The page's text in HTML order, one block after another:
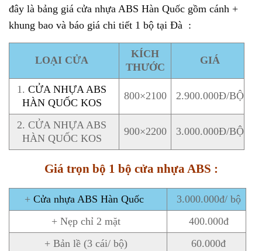
đây là bảng giá cửa nhựa ABS Hàn Quốc gồm cánh +
khung bao và báo giá chi tiết 1 bộ tại Đà :
LOẠI CỬA
KÍCH
THƯỚC
GIÁ
1.CỬA NHỰA ABS
HÀN QUỐC KOS
800×2100 2.900.000Đ/BỘ
2. CỬA NHỰA ABS
HÀN QUỐC KOS
900×2200 3.000.000Đ/BỘ
Giá trọn bộ 1 bộ cửa nhựa ABS :
+Cửa nhựa ABS Hàn Quốc
3.000.000đ/ bộ
+ Nẹp chỉ 2 mặt
400.000đ
+ Bản lề (3 cái/ bộ)
60.000đ